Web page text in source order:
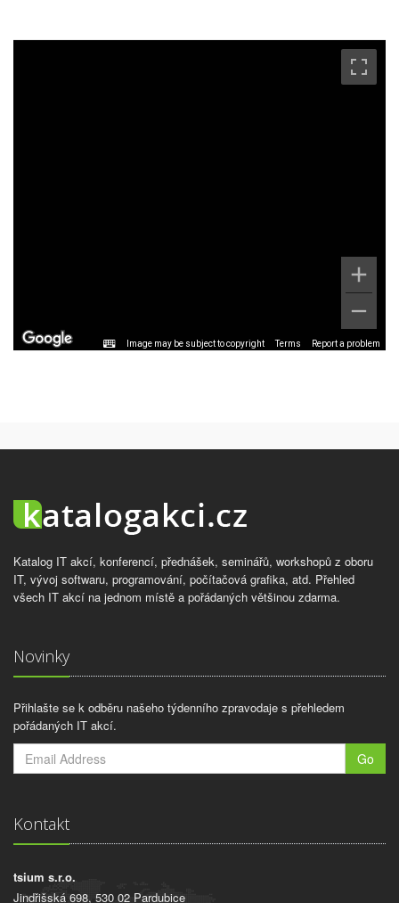
Image may be subject to copyright Terms Report a problem
Katalog IT akcí, konferencí, přednášek, seminářů, workshopů z oboru
IT, vývoj softwaru, programování, počítačová grafika, atd. Přehled
všech IT akcí na jednom místě a pořádaných většinou zdarma.
Novinky
Přihlašte se k odběru našeho týdenního zpravodaje s přehledem
pořádaných IT akcí.
Go
Kontakt
tsium s.r.o.
Jindřišská 698, 530 02 Pardubice